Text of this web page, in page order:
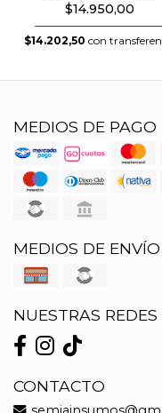
$14.950,00
$14.202,50 con
MEDIOS DE PAGO
MEDIOS DE ENVÍO
NUESTRAS
CONTACTO